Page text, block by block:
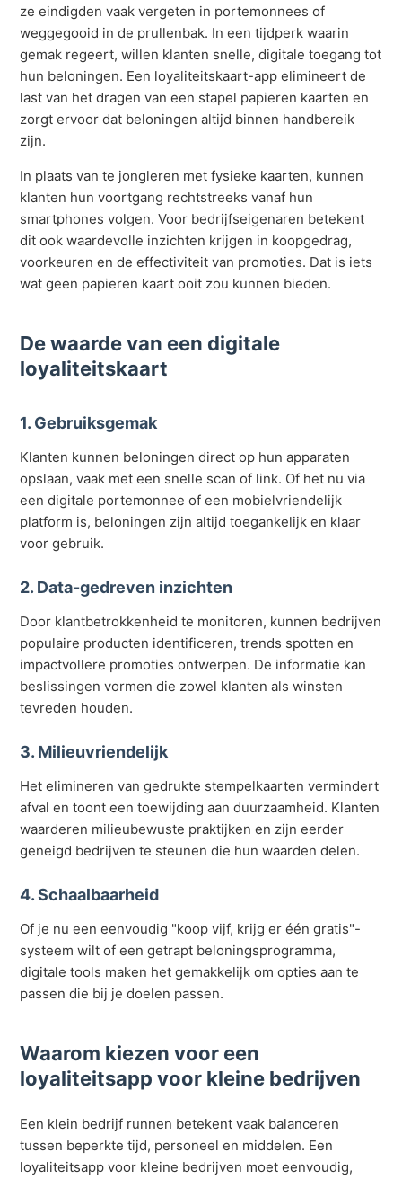
ze eindigden vaak vergeten in portemonnees of
weggegooid in de prullenbak. In een tijdperk waarin
gemak regeert, willen klanten snelle, digitale toegang tot
hun beloningen. Een loyaliteitskaart-app elimineert de
last van het dragen van een stapel papieren kaarten en
zorgt ervoor dat beloningen altijd binnen handbereik
zijn.
In plaats van te jongleren met fysieke kaarten, kunnen
klanten hun voortgang rechtstreeks vanaf hun
smartphones volgen. Voor bedrijfseigenaren betekent
dit ook waardevolle inzichten krijgen in koopgedrag,
voorkeuren en de effectiviteit van promoties. Dat is iets
wat geen papieren kaart ooit zou kunnen bieden.
De waarde van een digitale
loyaliteitskaart
1. Gebruiksgemak
Klanten kunnen beloningen direct op hun apparaten
opslaan, vaak met een snelle scan of link. Of het nu via
een digitale portemonnee of een mobielvriendelijk
platform is, beloningen zijn altijd toegankelijk en klaar
voor gebruik.
2. Data-gedreven inzichten
Door klantbetrokkenheid te monitoren, kunnen bedrijven
populaire producten identificeren, trends spotten en
impactvollere promoties ontwerpen. De informatie kan
beslissingen vormen die zowel klanten als winsten
tevreden houden.
3. Milieuvriendelijk
Het elimineren van gedrukte stempelkaarten vermindert
afval en toont een toewijding aan duurzaamheid. Klanten
waarderen milieubewuste praktijken en zijn eerder
geneigd bedrijven te steunen die hun waarden delen.
4. Schaalbaarheid
Of je nu een eenvoudig "koop vijf, krijg er één gratis"-
systeem wilt of een getrapt beloningsprogramma,
digitale tools maken het gemakkelijk om opties aan te
passen die bij je doelen passen.
Waarom kiezen voor een
loyaliteitsapp voor kleine bedrijven
Een klein bedrijf runnen betekent vaak balanceren
tussen beperkte tijd, personeel en middelen. Een
loyaliteitsapp voor kleine bedrijven moet eenvoudig,